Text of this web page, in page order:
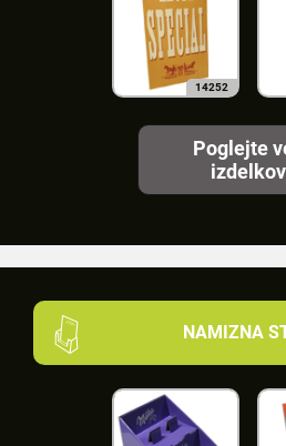
14252
Poglejte
izdelkov
NAMIZNA